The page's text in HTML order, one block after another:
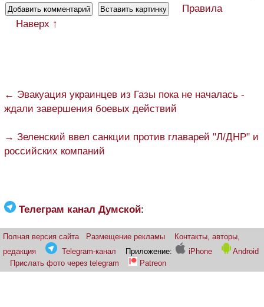
Правила
Наверх ↑
← Эвакуация украинцев из Газы пока не началась -
ждали завершения боевых действий
→ Зеленский ввел санкции против главарей "Л/ДНР" и
российских компаний
Телеграм канал Думской:
Полная версия сайта Размещение рекламы
Контакты, авторы,
редакция
Telegram-канал Приложение: iPhone
Android
Прислать фото через telegram
Patreon